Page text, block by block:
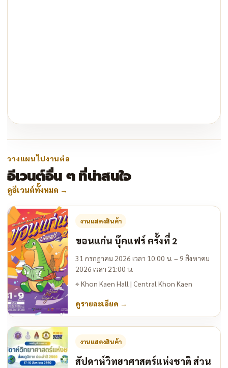
วางแผนไปงานต่อ
อีเวนต์อื่น ๆ ที่น่าสนใจ
ดูอีเวนต์ทั้งหมด →
งานแสดงสินค้า
ขอนแก่น บุ๊คแฟร์ ครั้งที่ 2
31 กรกฎาคม 2026 เวลา 10:00 น. – 9 สิงหาคม
2026 เวลา 21:00 น.
⌖Khon Kaen Hall | Central Khon Kaen
ดูรายละเอียด →
งานแสดงสินค้า
สัปดาห์วิทยาศาสตร์แห่งชาติ ส่วน